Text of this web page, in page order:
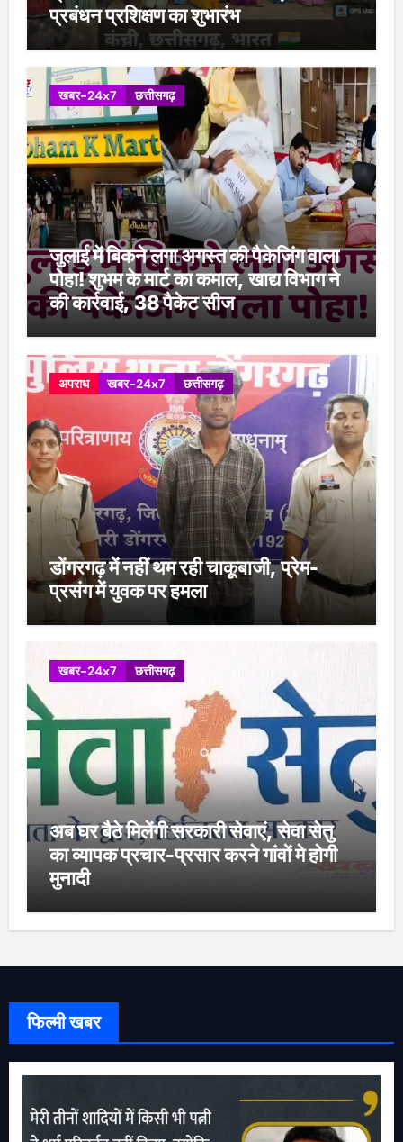
प्रबंधन प्रशिक्षण का शुभारंभ
खबर-24x7 छत्तीसगढ़
जुलाई में बिकने लगा अगस्त की पैकेजिंग वाला
पोहा! शुभम के मार्ट का कमाल, खाद्य विभाग ने
की कार्रवाई, 38 पैकेट सीज
अपराध खबर-24x7 छत्तीसगढ़
डोंगरगढ़ में नहीं थम रही चाकूबाजी, प्रेम-
प्रसंग में युवक पर हमला
खबर-24x7 छत्तीसगढ़
अब घर बैठे मिलेंगी सरकारी सेवाएं, सेवा सेतु
का व्यापक प्रचार-प्रसार करने गांवों मे होगी
मुनादी
फिल्मी खबर